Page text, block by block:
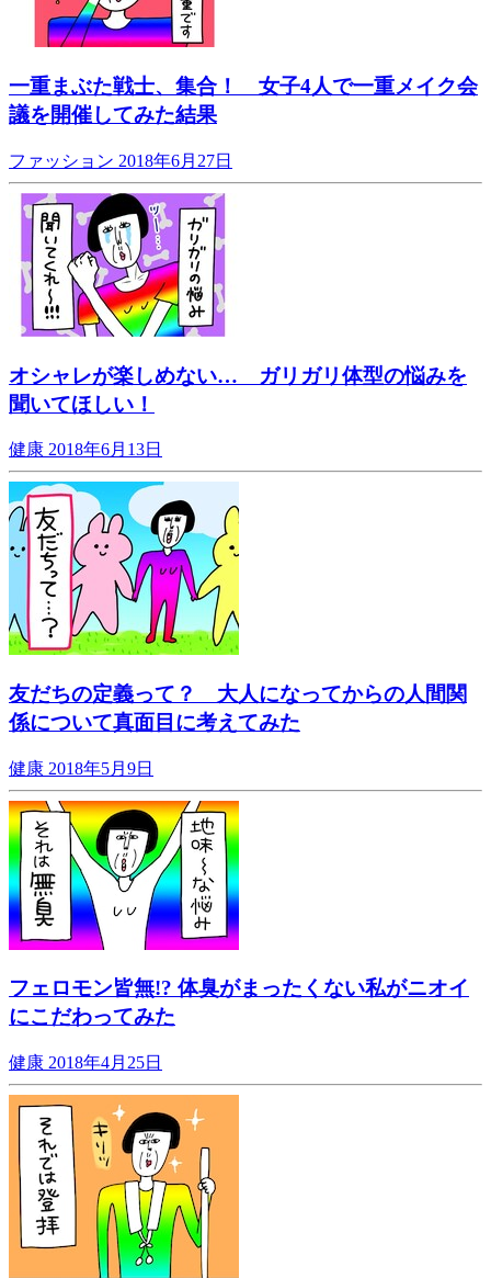
一重まぶた戦士、集合！ 女子4人で一重メイク会
議を開催してみた結果
ファッション 2018年6月27日
オシャレが楽しめない… ガリガリ体型の悩みを
聞いてほしい！
健康 2018年6月13日
友だちの定義って？ 大人になってからの人間関
係について真面目に考えてみた
健康 2018年5月9日
フェロモン皆無!? 体臭がまったくない私がニオイ
にこだわってみた
健康 2018年4月25日